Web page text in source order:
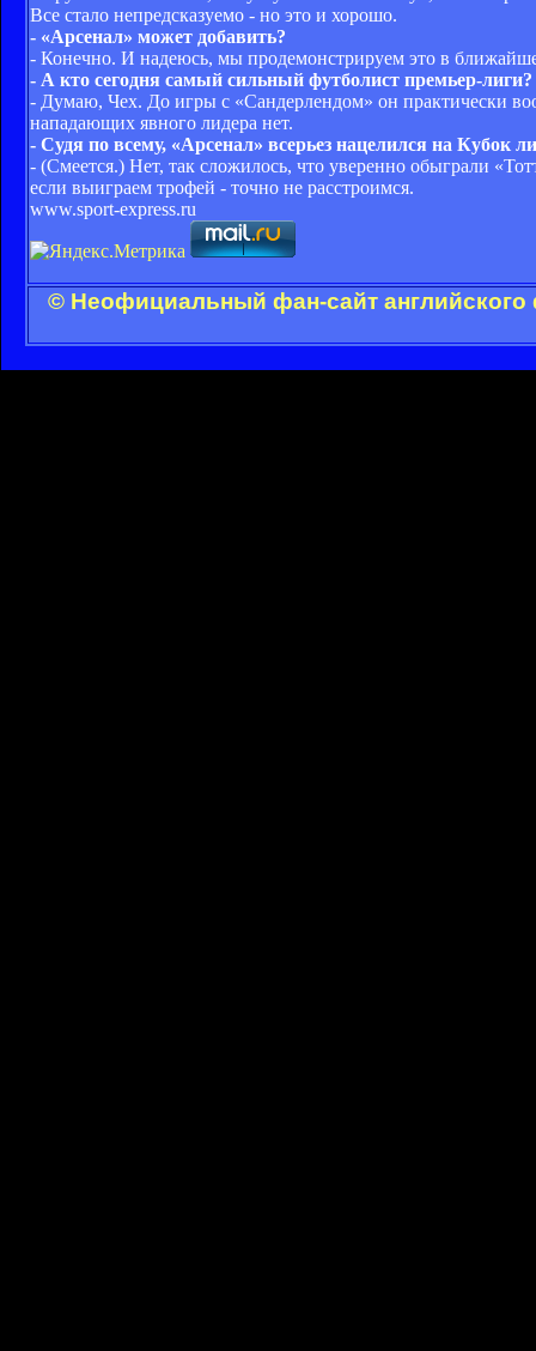
Все стало непредсказуемо - но это и хорошо.
- «Арсенал» может добавить?
- Конечно. И надеюсь, мы продемонстрируем это в
- А кто сегодня самый сильный футболист премьер-лиги?
- Думаю, Чех. До игры с «Сандерлендом» он практически
нападающих явного лидера нет.
- Судя по всему, «Арсенал» всерьез нацелился на Кубок
- (Смеется.) Нет, так сложилось, что уверенно обыграли
если выиграем трофей - точно не расстроимся.
www.sport-express.ru
© Неофициальный фан-сайт английского